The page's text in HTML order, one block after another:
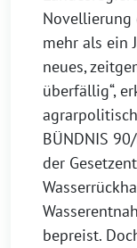
Novellierung
mehr als ein
neues,
überfällig“,
BÜNDNIS
der
bepreist.